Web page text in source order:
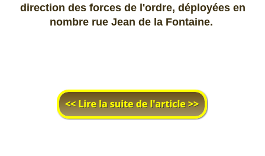
direction des forces de l'ordre, déployées en
nombre rue Jean de la Fontaine.